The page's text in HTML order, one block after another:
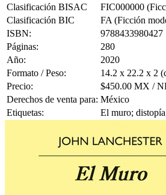
Clasificación BISAC
FIC000000
Clasificación BIC
FA (Ficción
ISBN:
9788433980427
Páginas:
280
Año:
2020
Formato / Peso:
14.2 x 22.2 x 2
Precio:
$450.00 MX /
Derechos de venta para: México
Etiquetas:
El muro;